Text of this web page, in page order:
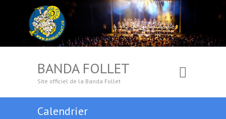
BANDA FOLLET
Site officiel de la Banda Follet
Calendrier